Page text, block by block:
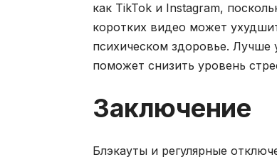
как TikTok и Instagram,
коротких видео может
психическом здоровье.
поможет снизить уровень
Заключение
Блэкауты и регулярные